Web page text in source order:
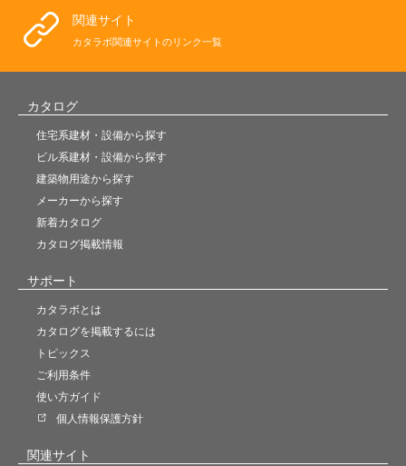
関連サイト
カタラボ関連サイトのリンク一覧
カタログ
住宅系建材・設備から探す
ビル系建材・設備から探す
建築物用途から探す
メーカーから探す
新着カタログ
カタログ掲載情報
サポート
カタラボとは
カタログを掲載するには
トピックス
ご利用条件
使い方ガイド
個人情報保護方針
関連サイト